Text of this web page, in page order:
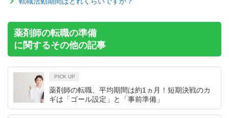
薬剤師の転職の準備
に関するその他の記事
PICK UP
薬剤師の転職、平均期間は約1ヵ月！短期決戦のカ
ギは「ゴール設定」と「事前準備」